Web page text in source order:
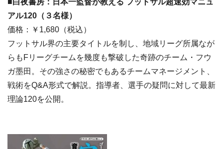
■白夜書房：日本一監督が教える フットサル超速効マニュ
アル120（３名様）
価格：￥1,680（税込）
フットサル界の主要タイトルを制し、地域リーグ所属なが
らもFリーグチームを幾度も撃破した奇跡のチーム・フウ
ガ墨田。その強さの秘密でもあるチームマネージメント、
戦術をQ&A形式で解説。指導者、選手の疑問に対して最新
理論120を公開。